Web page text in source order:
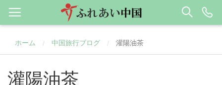
ホーム / 中国旅行ブログ / 灌陽油茶
灌陽油茶